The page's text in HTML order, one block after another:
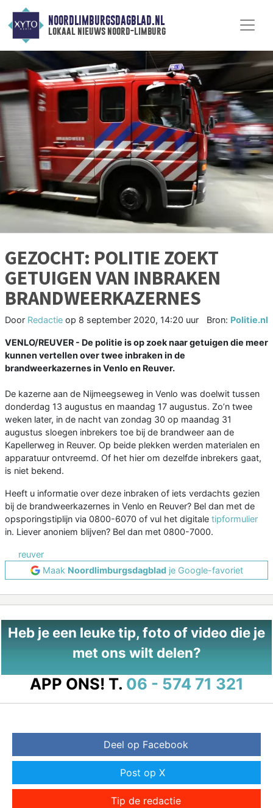
NOORDLIMBURGSDAGBLAD.NL
lokaal nieuws noord-limburg
GEZOCHT: POLITIE ZOEKT
GETUIGEN VAN INBRAKEN
BRANDWEERKAZERNES
Door Redactie op 8 september 2020, 14:20 uur Bron: Politie.nl
VENLO/REUVER - De politie is op zoek naar getuigen die meer
kunnen vertellen over twee inbraken in de
brandweerkazernes in Venlo en Reuver.
De kazerne aan de Nijmeegseweg in Venlo was doelwit tussen
donderdag 13 augustus en maandag 17 augustus. Zo’n twee
weken later, in de nacht van zondag 30 op maandag 31
augustus sloegen inbrekers toe bij de brandweer aan de
Kapellerweg in Reuver. Op beide plekken werden materialen en
apparatuur ontvreemd. Of het hier om dezelfde inbrekers gaat,
is niet bekend.
Heeft u informatie over deze inbraken of iets verdachts gezien
bij de brandweerkazernes in Venlo en Reuver? Bel dan met de
opsporingstiplijn via 0800-6070 of vul het digitale tipformulier
in. Liever anoniem blijven? Bel dan met 0800-7000.
reuver
Maak Noordlimburgsdagbladje Google-favoriet
Heb je een leuke tip, foto of video die je
met ons wilt delen?
APP ONS! T. 06 - 574 71 321
Deel op Facebook
Post op X
Tip de redactie